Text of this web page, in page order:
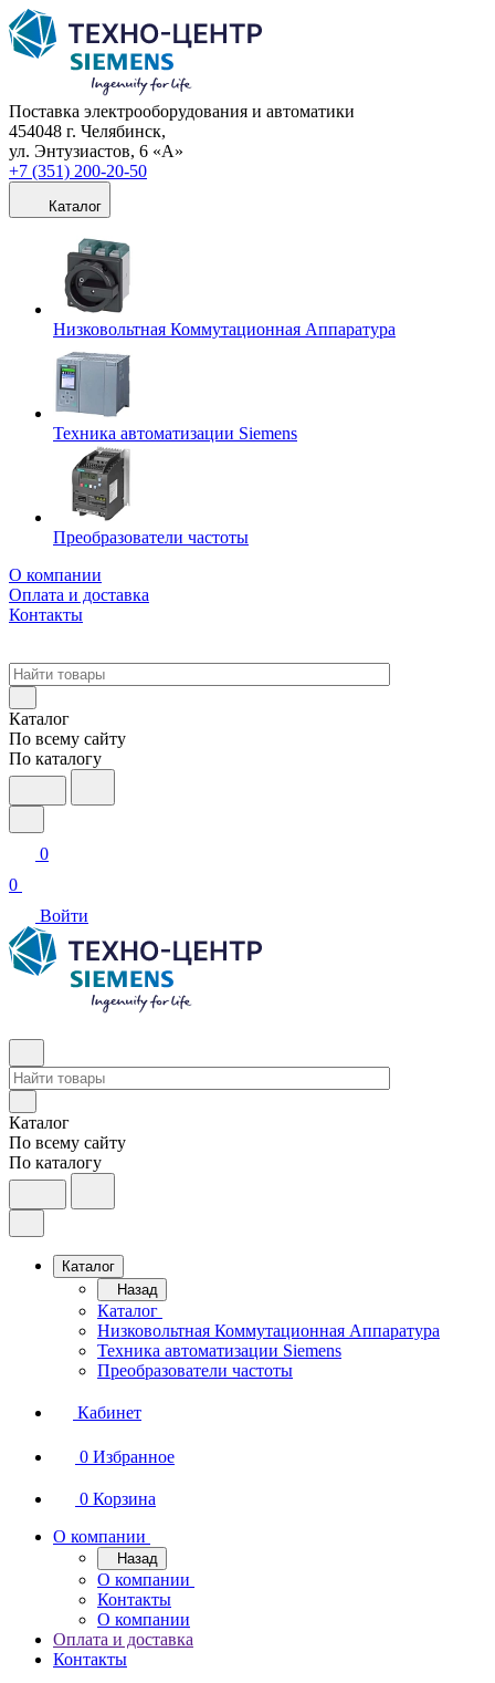
Поставка электрооборудования и автоматики
454048 г. Челябинск,
ул. Энтузиастов, 6 «А»
+7 (351) 200-20-50
Каталог
Низковольтная Коммутационная Аппаратура
Техника автоматизации Siemens
Преобразователи частоты
О компании
Оплата и доставка
Контакты
Каталог
По всему сайту
По каталогу
0
0
Войти
Каталог
По всему сайту
По каталогу
Каталог
Назад
Каталог
Низковольтная Коммутационная Аппаратура
Техника автоматизации Siemens
Преобразователи частоты
Кабинет
0 Избранное
0 Корзина
О компании
Назад
О компании
Контакты
О компании
Оплата и доставка
Контакты